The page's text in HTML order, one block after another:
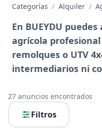
Categorías / Alquiler /
En BUEYDU
agrícola
remolques o UTV
intermediarios ni
27 anuncios encontrados
Filtros